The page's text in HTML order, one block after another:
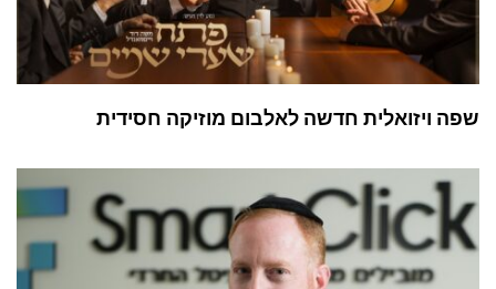
שפה ויזואלית חדשה לאלבום מוזיקה חסידית